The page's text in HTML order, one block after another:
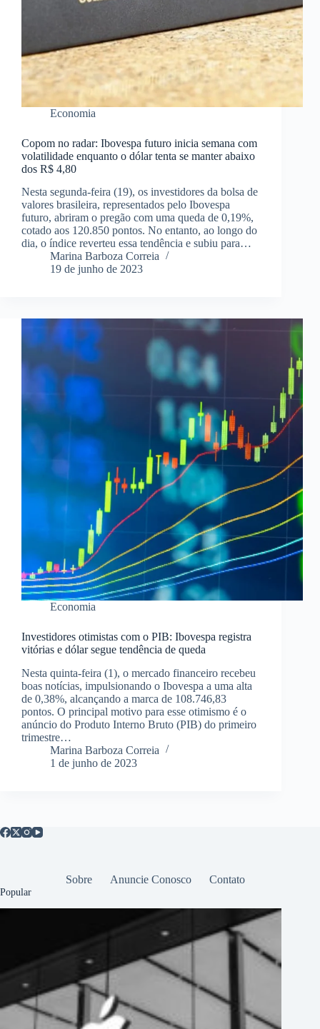
Economia
Copom no radar: Ibovespa futuro inicia semana com
volatilidade enquanto o dólar tenta se manter abaixo
dos R$ 4,80
Nesta segunda-feira (19), os investidores da bolsa de
valores brasileira, representados pelo Ibovespa
futuro, abriram o pregão com uma queda de 0,19%,
cotado aos 120.850 pontos. No entanto, ao longo do
dia, o índice reverteu essa tendência e subiu para…
Marina Barboza Correia
19 de junho de 2023
Economia
Investidores otimistas com o PIB: Ibovespa registra
vitórias e dólar segue tendência de queda
Nesta quinta-feira (1), o mercado financeiro recebeu
boas notícias, impulsionando o Ibovespa a uma alta
de 0,38%, alcançando a marca de 108.746,83
pontos. O principal motivo para esse otimismo é o
anúncio do Produto Interno Bruto (PIB) do primeiro
trimestre…
Marina Barboza Correia
1 de junho de 2023
Sobre Anuncie Conosco Contato
Popular